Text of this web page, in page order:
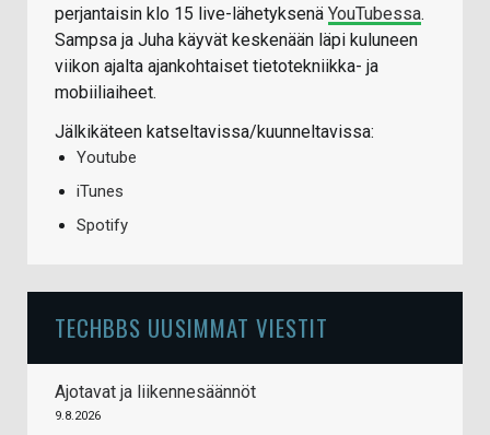
perjantaisin klo 15 live-lähetyksenä YouTubessa.
Sampsa ja Juha käyvät keskenään läpi kuluneen
viikon ajalta ajankohtaiset tietotekniikka- ja
mobiiliaiheet.
Jälkikäteen katseltavissa/kuunneltavissa:
Youtube
iTunes
Spotify
TECHBBS UUSIMMAT VIESTIT
Ajotavat ja liikennesäännöt
9.8.2026